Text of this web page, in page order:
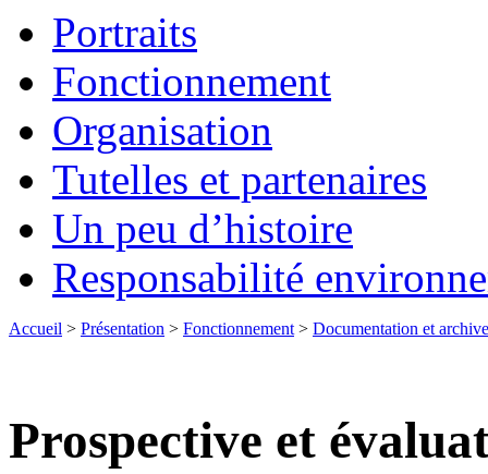
Portraits
Fonctionnement
Organisation
Tutelles et partenaires
Un peu d’histoire
Responsabilité
Accueil > Présentation > Fonctionnement > Documentation et
Prospective et